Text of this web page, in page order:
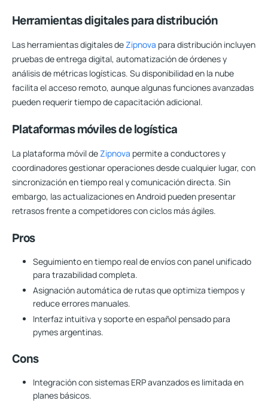
Herramientas digitales para distribución
Las herramientas digitales deZipnova para distribución incluyen
pruebas de entrega digital, automatización de órdenes y
análisis de métricas logísticas. Su disponibilidad en la nube
facilita el acceso remoto, aunque algunas funciones avanzadas
pueden requerir tiempo de capacitación adicional.
Plataformas móviles de logística
La plataforma móvil deZipnova permite a conductores y
coordinadores gestionar operaciones desde cualquier lugar, con
sincronización en tiempo real y comunicación directa. Sin
embargo, las actualizaciones en Android pueden presentar
retrasos frente a competidores con ciclos más ágiles.
Pros
Seguimiento en tiempo real de envíos con panel unificado
para trazabilidad completa.
Asignación automática de rutas que optimiza tiempos y
reduce errores manuales.
Interfaz intuitiva y soporte en español pensado para
pymes argentinas.
Cons
Integración con sistemas ERP avanzados es limitada en
planes básicos.